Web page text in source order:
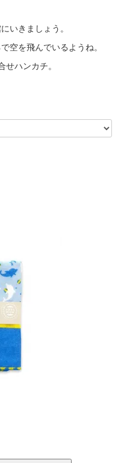
いきましょう。
空を飛んでいるようね。
ハンカチ。